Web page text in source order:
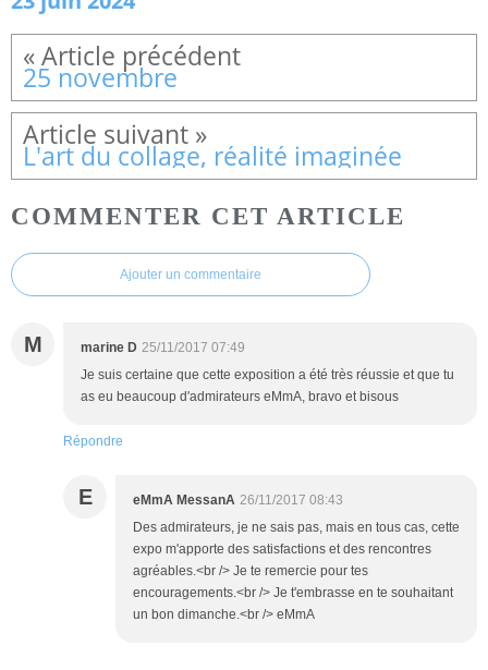
25 novembre
L'art du collage, réalité imaginée
COMMENTER CET ARTICLE
Ajouter un commentaire
M marine D 25/11/2017 07:49
Je suis certaine que cette exposition a été très réussie et que tu
as eu beaucoup d'admirateurs eMmA, bravo et bisous
Répondre
E eMmA MessanA 26/11/2017 08:43
Des admirateurs, je ne sais pas, mais en tous cas, cette
expo m'apporte des satisfactions et des rencontres
agréables.<br /> Je te remercie pour tes
encouragements.<br /> Je t'embrasse en te souhaitant
un bon dimanche.<br /> eMmA